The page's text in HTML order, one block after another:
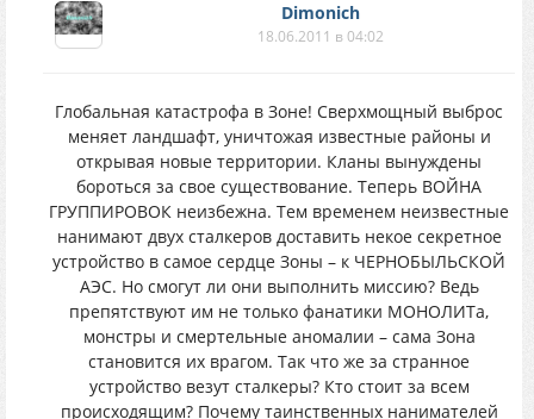
Dimonich
18.06.2011 в 04:02
Глобальная катастрофа в Зоне! Сверхмощный выброс
меняет ландшафт, уничтожая известные районы и
открывая новые территории. Кланы вынуждены
бороться за свое существование. Теперь ВОЙНА
ГРУППИРОВОК неизбежна. Тем временем неизвестные
нанимают двух сталкеров доставить некое секретное
устройство в самое сердце Зоны – к ЧЕРНОБЫЛЬСКОЙ
АЭС. Но смогут ли они выполнить миссию? Ведь
препятствуют им не только фанатики МОНОЛИТа,
монстры и смертельные аномалии – сама Зона
становится их врагом. Так что же за странное
устройство везут сталкеры? Кто стоит за всем
происходящим? Почему таинственных нанимателей